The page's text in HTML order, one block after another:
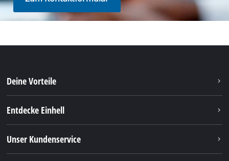
Deine Vorteile
Entdecke Einhell
Unser Kundenservice